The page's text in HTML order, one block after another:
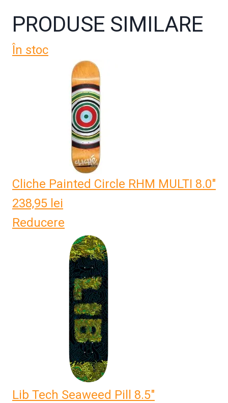
PRODUSE SIMILARE
În stoc
Cliche Painted Circle RHM MULTI 8.0"
238,95 lei
Reducere
Lib Tech Seaweed Pill 8.5"